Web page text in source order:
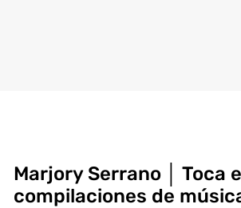
Marjory Serrano │ Toca
compilaciones de